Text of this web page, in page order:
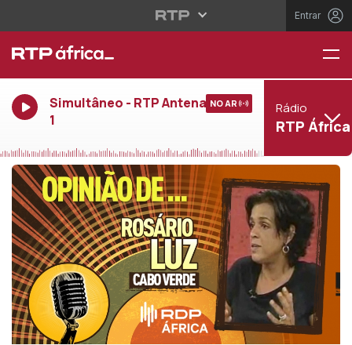
Entrar
Simultâneo - RTP Antena
1
NO AR Rádio
RTP África